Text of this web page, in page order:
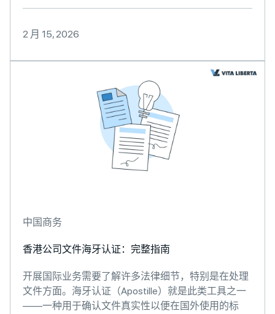
2 月 15, 2026
中国商务
香港公司文件海牙认证：完整指南
开展国际业务需要了解许多法律细节，特别是在处理
文件方面。海牙认证（Apostille）就是此类工具之一
——一种用于确认文件真实性以便在国外使用的标